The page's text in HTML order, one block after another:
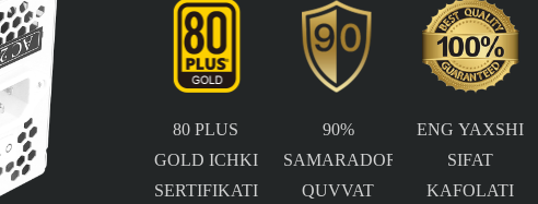
80 PLUS
GOLD ICHKI
SERTIFIKATI
90%
SAMARADORLIKDAGI
QUVVAT
ENG YAXSHI
SIFAT
KAFOLATI